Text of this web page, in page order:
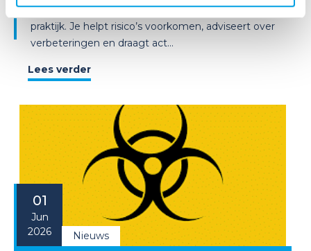
werkomgeving. Je bent de spil tussen beleid en
praktijk. Je helpt risico’s voorkomen, adviseert over
verbeteringen en draagt act...
Lees verder
01
Jun
2026
Nieuws